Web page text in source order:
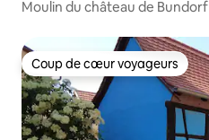
Moulin du château de Bundorf
Coup de cœur voyageurs
Coup de cœur voyageurs